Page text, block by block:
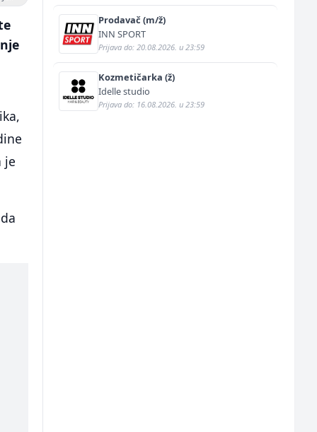
je
Prodavač (m/ž)
INN SPORT
Prijava do: 20.08.2026. u 23:59
Kozmetičarka (ž)
Idelle studio
Prijava do: 16.08.2026. u 23:59